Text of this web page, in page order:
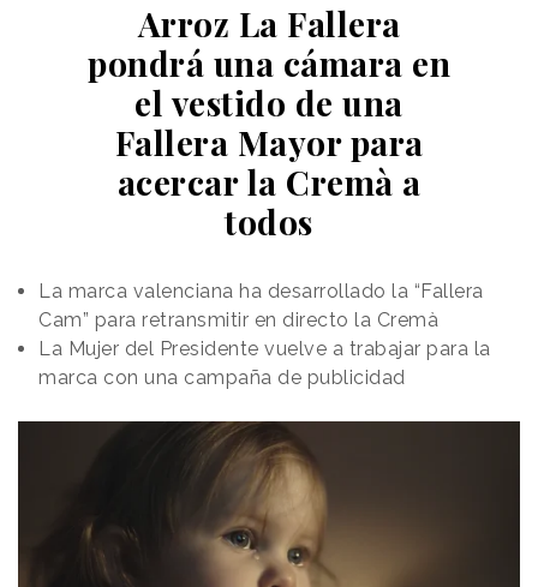
Arroz La Fallera
pondrá una cámara en
el vestido de una
Fallera Mayor para
acercar la Cremà a
todos
La marca valenciana ha desarrollado la “Fallera
Cam” para retransmitir en directo la Cremà
La Mujer del Presidente vuelve a trabajar para la
marca con una campaña de publicidad